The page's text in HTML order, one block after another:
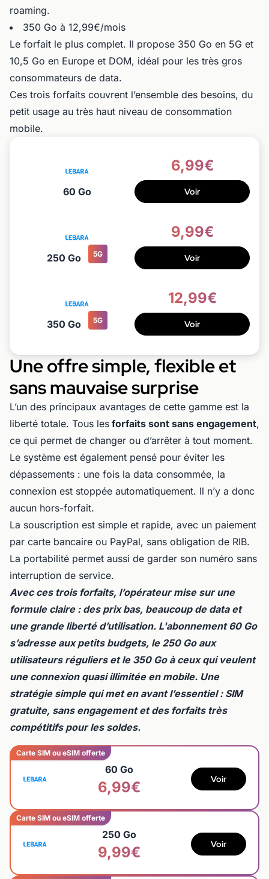
roaming.
350 Go à 12,99€/mois
Le forfait le plus complet. Il propose 350 Go en 5G et
10,5 Go en Europe et DOM, idéal pour les très gros
consommateurs de data.
Ces trois forfaits couvrent l’ensemble des besoins, du
petit usage au très haut niveau de consommation
mobile.
60 Go
6,99€
Voir
250 Go 5G
9,99€
Voir
350 Go 5G
12,99€
Voir
Une offre simple, flexible et
sans mauvaise surprise
L’un des principaux avantages de cette gamme est la
liberté totale. Tous les forfaits sont sans engagement,
ce qui permet de changer ou d’arrêter à tout moment.
Le système est également pensé pour éviter les
dépassements : une fois la data consommée, la
connexion est stoppée automatiquement. Il n’y a donc
aucun hors-forfait.
La souscription est simple et rapide, avec un paiement
par carte bancaire ou PayPal, sans obligation de RIB.
La portabilité permet aussi de garder son numéro sans
interruption de service.
Avec ces trois forfaits, l’opérateur mise sur une
formule claire : des prix bas, beaucoup de data et
une grande liberté d’utilisation. L'abonnement 60 Go
s’adresse aux petits budgets, le 250 Go aux
utilisateurs réguliers et le 350 Go à ceux qui veulent
une connexion quasi illimitée en mobile. Une
stratégie simple qui met en avant l’essentiel : SIM
gratuite, sans engagement et des forfaits très
compétitifs pour les soldes.
Carte SIM ou eSIM offerte
60 Go
6,99€ Voir
Carte SIM ou eSIM offerte
250 Go
9,99€ Voir